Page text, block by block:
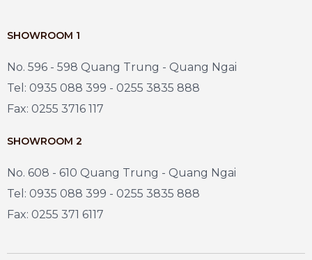
SHOWROOM 1
No. 596 - 598 Quang Trung - Quang Ngai
Tel: 0935 088 399 - 0255 3835 888
Fax: 0255 3716 117
SHOWROOM 2
No. 608 - 610 Quang Trung - Quang Ngai
Tel: 0935 088 399 - 0255 3835 888
Fax: 0255 371 6117